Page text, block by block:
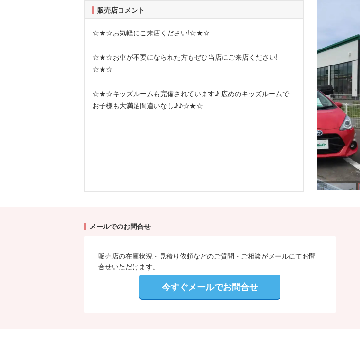
販売店コメント
☆★☆お気軽にご来店ください!☆★☆
☆★☆お車が不要になられた方もぜひ当店にご来店ください!
☆★☆
☆★☆キッズルームも完備されています♪ 広めのキッズルームで
お子様も大満足間違いなし♪♪☆★☆
メールでのお問合せ
販売店の在庫状況・見積り依頼などのご質問・ご相談がメールにてお問
合せいただけます。
今すぐメールでお問合せ